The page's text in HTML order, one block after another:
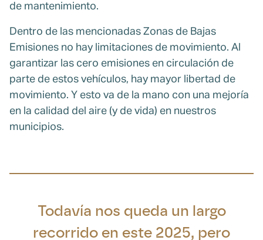
de mantenimiento.
Dentro de las mencionadas Zonas de Bajas
Emisiones no hay limitaciones de movimiento. Al
garantizar las cero emisiones en circulación de
parte de estos vehículos, hay mayor libertad de
movimiento. Y esto va de la mano con una mejoría
en la calidad del aire (y de vida) en nuestros
municipios.
Todavía nos queda un largo
recorrido en este 2025, pero